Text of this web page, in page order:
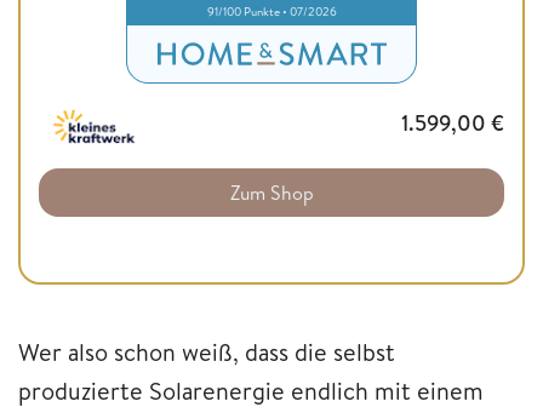
91/100 Punkte • 07/2026
1.599,00 €
Zum Shop
Wer also schon weiß, dass die selbst
produzierte Solarenergie endlich mit einem